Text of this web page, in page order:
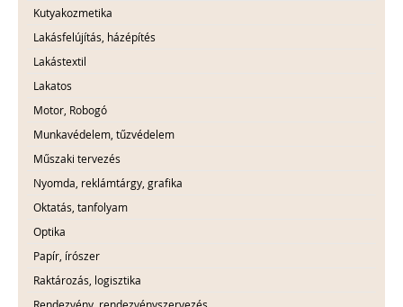
Kutyakozmetika
Lakásfelújítás, házépítés
Lakástextil
Lakatos
Motor, Robogó
Munkavédelem, tűzvédelem
Műszaki tervezés
Nyomda, reklámtárgy, grafika
Oktatás, tanfolyam
Optika
Papír, írószer
Raktározás, logisztika
Rendezvény, rendezvényszervezés